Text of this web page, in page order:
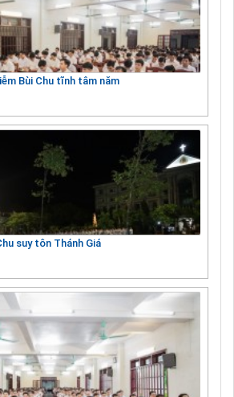
Bùi Chu tĩnh tâm năm
suy tôn Thánh Giá